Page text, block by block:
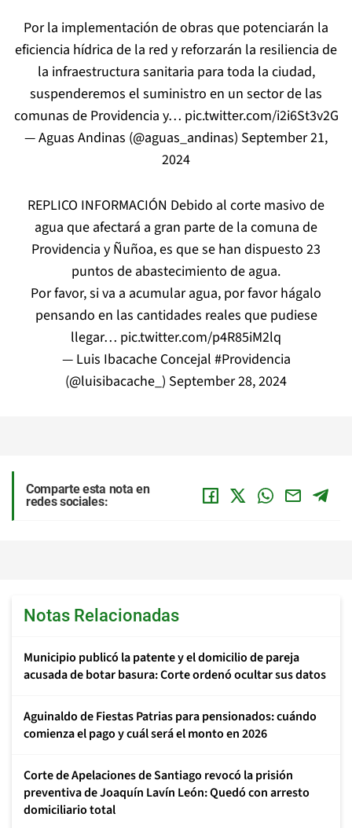
Por la implementación de obras que potenciarán la
eficiencia hídrica de la red y reforzarán la resiliencia de
la infraestructura sanitaria para toda la ciudad,
suspenderemos el suministro en un sector de las
comunas de Providencia y… pic.twitter.com/i2i6St3v2G
— Aguas Andinas (@aguas_andinas) September 21,
2024
REPLICO INFORMACIÓN Debido al corte masivo de
agua que afectará a gran parte de la comuna de
Providencia y Ñuñoa, es que se han dispuesto 23
puntos de abastecimiento de agua.
Por favor, si va a acumular agua, por favor hágalo
pensando en las cantidades reales que pudiese
llegar… pic.twitter.com/p4R85iM2lq
— Luis Ibacache Concejal #Providencia
(@luisibacache_) September 28, 2024
Comparte esta nota en
redes sociales:
Notas Relacionadas
Municipio publicó la patente y el domicilio de pareja
acusada de botar basura: Corte ordenó ocultar sus datos
Aguinaldo de Fiestas Patrias para pensionados: cuándo
comienza el pago y cuál será el monto en 2026
Corte de Apelaciones de Santiago revocó la prisión
preventiva de Joaquín Lavín León: Quedó con arresto
domiciliario total